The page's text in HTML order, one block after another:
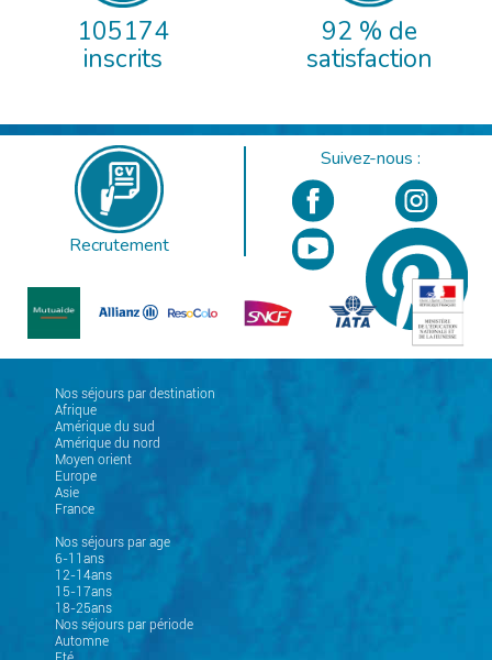
105174
inscrits
92 % de
satisfaction
Recrutement
Suivez-nous :
Nos séjours par destination
Afrique
Amérique du sud
Amérique du nord
Moyen orient
Europe
Asie
France
Nos séjours par age
6-11ans
12-14ans
15-17ans
18-25ans
Nos séjours par période
Automne